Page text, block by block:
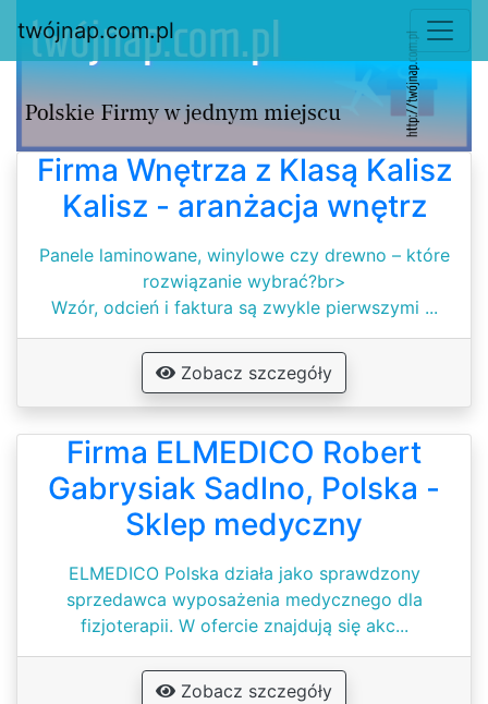
twójnap.com.pl
Firma Wnętrza z Klasą Kalisz
Kalisz - aranżacja wnętrz
Panele laminowane, winylowe czy drewno – które
rozwiązanie wybrać?br>
Wzór, odcień i faktura są zwykle pierwszymi ...
Zobacz szczegóły
Firma ELMEDICO Robert
Gabrysiak Sadlno, Polska -
Sklep medyczny
ELMEDICO Polska działa jako sprawdzony
sprzedawca wyposażenia medycznego dla
fizjoterapii. W ofercie znajdują się akc...
Zobacz szczegóły